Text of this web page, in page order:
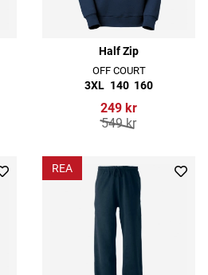
Half Zip
OFF COURT
3XL 140 160
249 kr
549 kr
REA